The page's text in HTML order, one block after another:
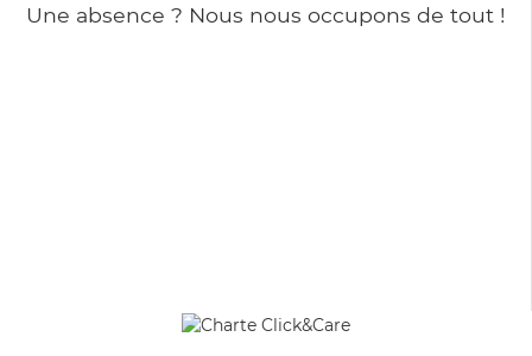
Une absence ? Nous nous occupons de tout !